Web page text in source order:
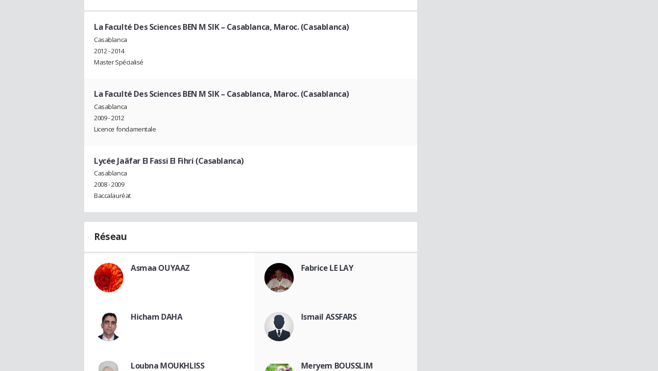
La Faculté Des Sciences BEN M SIK – Casablanca, Maroc. (Casablanca)
Casablanca
2012 - 2014
Master Spécialisé
La Faculté Des Sciences BEN M SIK – Casablanca, Maroc. (Casablanca)
Casablanca
2009 - 2012
Licence fondamentale
Lycée Jaâfar El Fassi El Fihri (Casablanca)
Casablanca
2008 - 2009
Baccalauréat
Réseau
Asmaa OUYAAZ Fabrice LE LAY
Hicham DAHA Ismail ASSFARS
Loubna MOUKHLISS Meryem BOUSSLIM